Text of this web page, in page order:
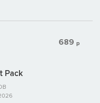
Pack
689 р